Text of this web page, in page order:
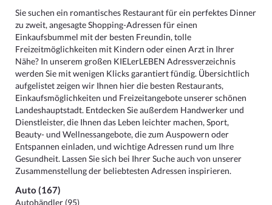
Sie suchen ein romantisches Restaurant für ein perfektes Dinner
zu zweit, angesagte Shopping-Adressen für einen
Einkaufsbummel mit der besten Freundin, tolle
Freizeitmöglichkeiten mit Kindern oder einen Arzt in Ihrer
Nähe? In unserem großen KIELerLEBEN Adressverzeichnis
werden Sie mit wenigen Klicks garantiert fündig. Übersichtlich
aufgelistet zeigen wir Ihnen hier die besten Restaurants,
Einkaufsmöglichkeiten und Freizeitangebote unserer schönen
Landeshauptstadt. Entdecken Sie außerdem Handwerker und
Dienstleister, die Ihnen das Leben leichter machen, Sport,
Beauty- und Wellnessangebote, die zum Auspowern oder
Entspannen einladen, und wichtige Adressen rund um Ihre
Gesundheit. Lassen Sie sich bei Ihrer Suche auch von unserer
Zusammenstellung der beliebtesten Adressen inspirieren.
Auto (167)
Autohändler (95)